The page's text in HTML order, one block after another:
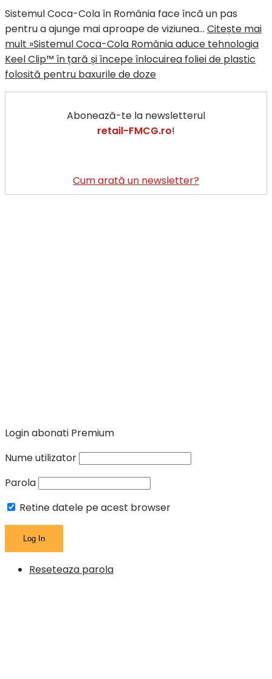
Sistemul Coca-Cola în România face încă un pas
pentru a ajunge mai aproape de viziunea… Citește mai
mult »Sistemul Coca-Cola România aduce tehnologia
Keel Clip™ în țară și începe înlocuirea foliei de plastic
folosită pentru baxurile de doze
Abonează-te la newsletterul
retail-FMCG.ro!
Cum arată un newsletter?
Login abonati Premium
Nume utilizator
Parola
Retine datele pe acest browser
Reseteaza parola